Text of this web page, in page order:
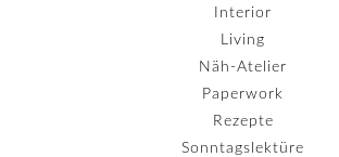
Interior
Living
Näh-Atelier
Paperwork
Rezepte
Sonntagslektüre